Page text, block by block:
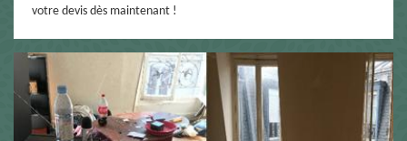
votre devis dès maintenant !